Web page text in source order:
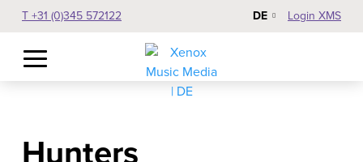
T +31 (0)345 572122 DE Login XMS